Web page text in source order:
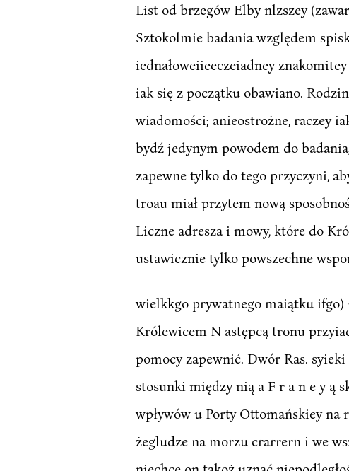
List od brzegów Elby nlzszey
Sztokolmie badania względem
iednałoweiieeczeiadney
iak się z początku obawiano.
wiadomości; anieostrożne, raczey
bydź jedynym powodem do
zapewne tylko do tego przyczyni,
troau miał przytem nową
Liczne adresza i mowy, które do
ustawicznie tylko powszechne
wielkkgo prywatnego maiątku ifgo)
Królewicem N astępcą tronu
pomocy zapewnić. Dwór Ras.
stosunki między nią a F r a n e y ą
wpływów u Porty Ottomańskiey na
żegludze na morzu crarrern i we